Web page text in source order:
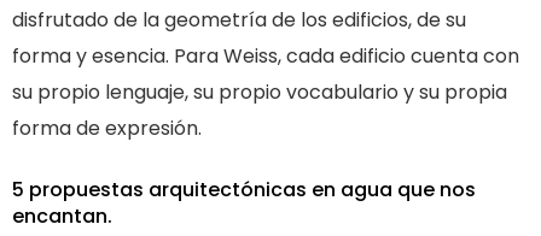
disfrutado de la geometría de los edificios, de su
forma y esencia. Para Weiss, cada edificio cuenta con
su propio lenguaje, su propio vocabulario y su propia
forma de expresión.
5 propuestas arquitectónicas en agua que nos
encantan.